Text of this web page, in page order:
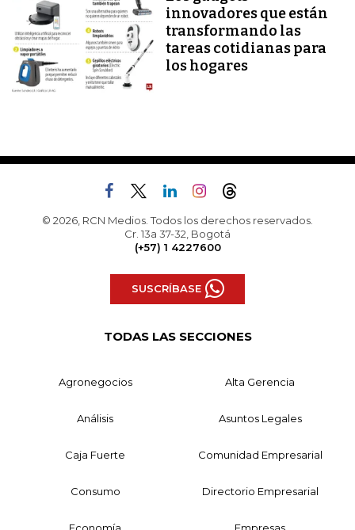
innovadores que están
transformando las
tareas cotidianas para
los hogares
© 2026, RCN Medios. Todos los derechos reservados.
Cr. 13a 37-32, Bogotá
(+57) 1 4227600
SUSCRÍBASE
TODAS LAS SECCIONES
Agronegocios Alta Gerencia
Análisis Asuntos Legales
Caja Fuerte Comunidad Empresarial
Consumo Directorio Empresarial
Economía Empresas